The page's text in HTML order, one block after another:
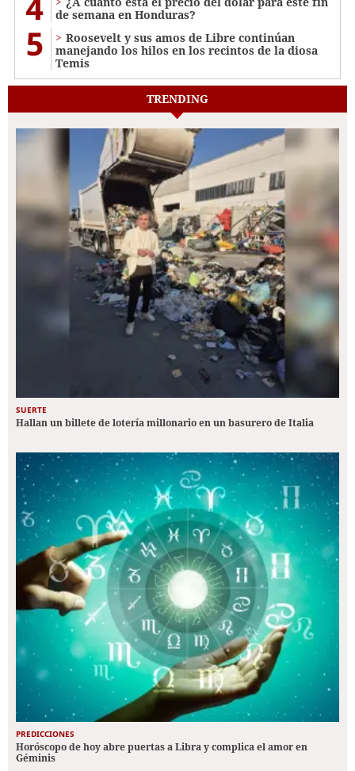
de semana en Honduras?
5
Roosevelt y sus amos de Libre continúan
manejando los hilos en los recintos de la diosa
Temis
TRENDING
SUERTE
Hallan un billete de lotería millonario en un basurero de Italia
PREDICCIONES
Horóscopo de hoy abre puertas a Libra y complica el amor en
Géminis